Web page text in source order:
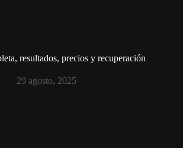
resultados, precios y recuperación
29 agosto, 2025